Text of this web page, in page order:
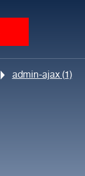
admin-ajax (1)